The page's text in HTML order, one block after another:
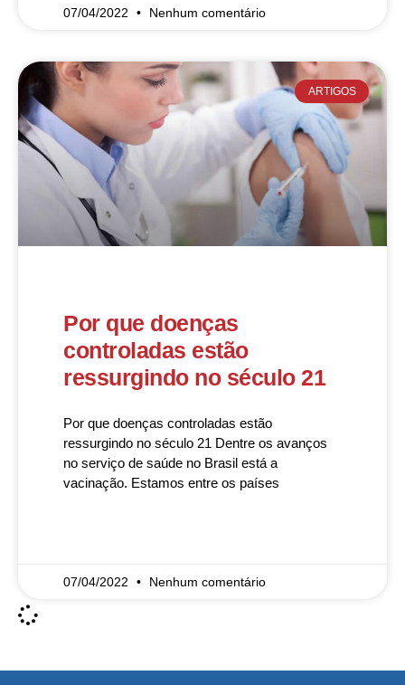
07/04/2022 Nenhum comentário
ARTIGOS
Por que doenças
controladas estão
ressurgindo no século 21
Por que doenças controladas estão
ressurgindo no século 21 Dentre os avanços
no serviço de saúde no Brasil está a
vacinação. Estamos entre os países
07/04/2022 Nenhum comentário